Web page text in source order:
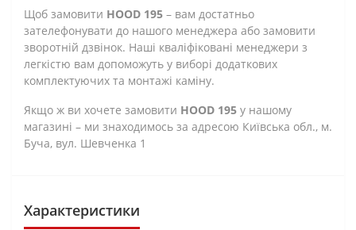
Щоб замовити HOOD 195 – вам достатньо
зателефонувати до нашого менеджера або замовити
зворотній дзвінок. Наші кваліфіковані менеджери з
легкістю вам допоможуть у виборі додаткових
комплектуючих та монтажі каміну.
Якщо ж ви хочете замовити HOOD 195 у нашому
магазині – ми знаходимось за адресою Київська обл., м.
Буча, вул. Шевченка 1
Характеристики